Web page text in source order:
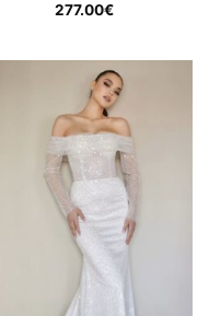
277.00€